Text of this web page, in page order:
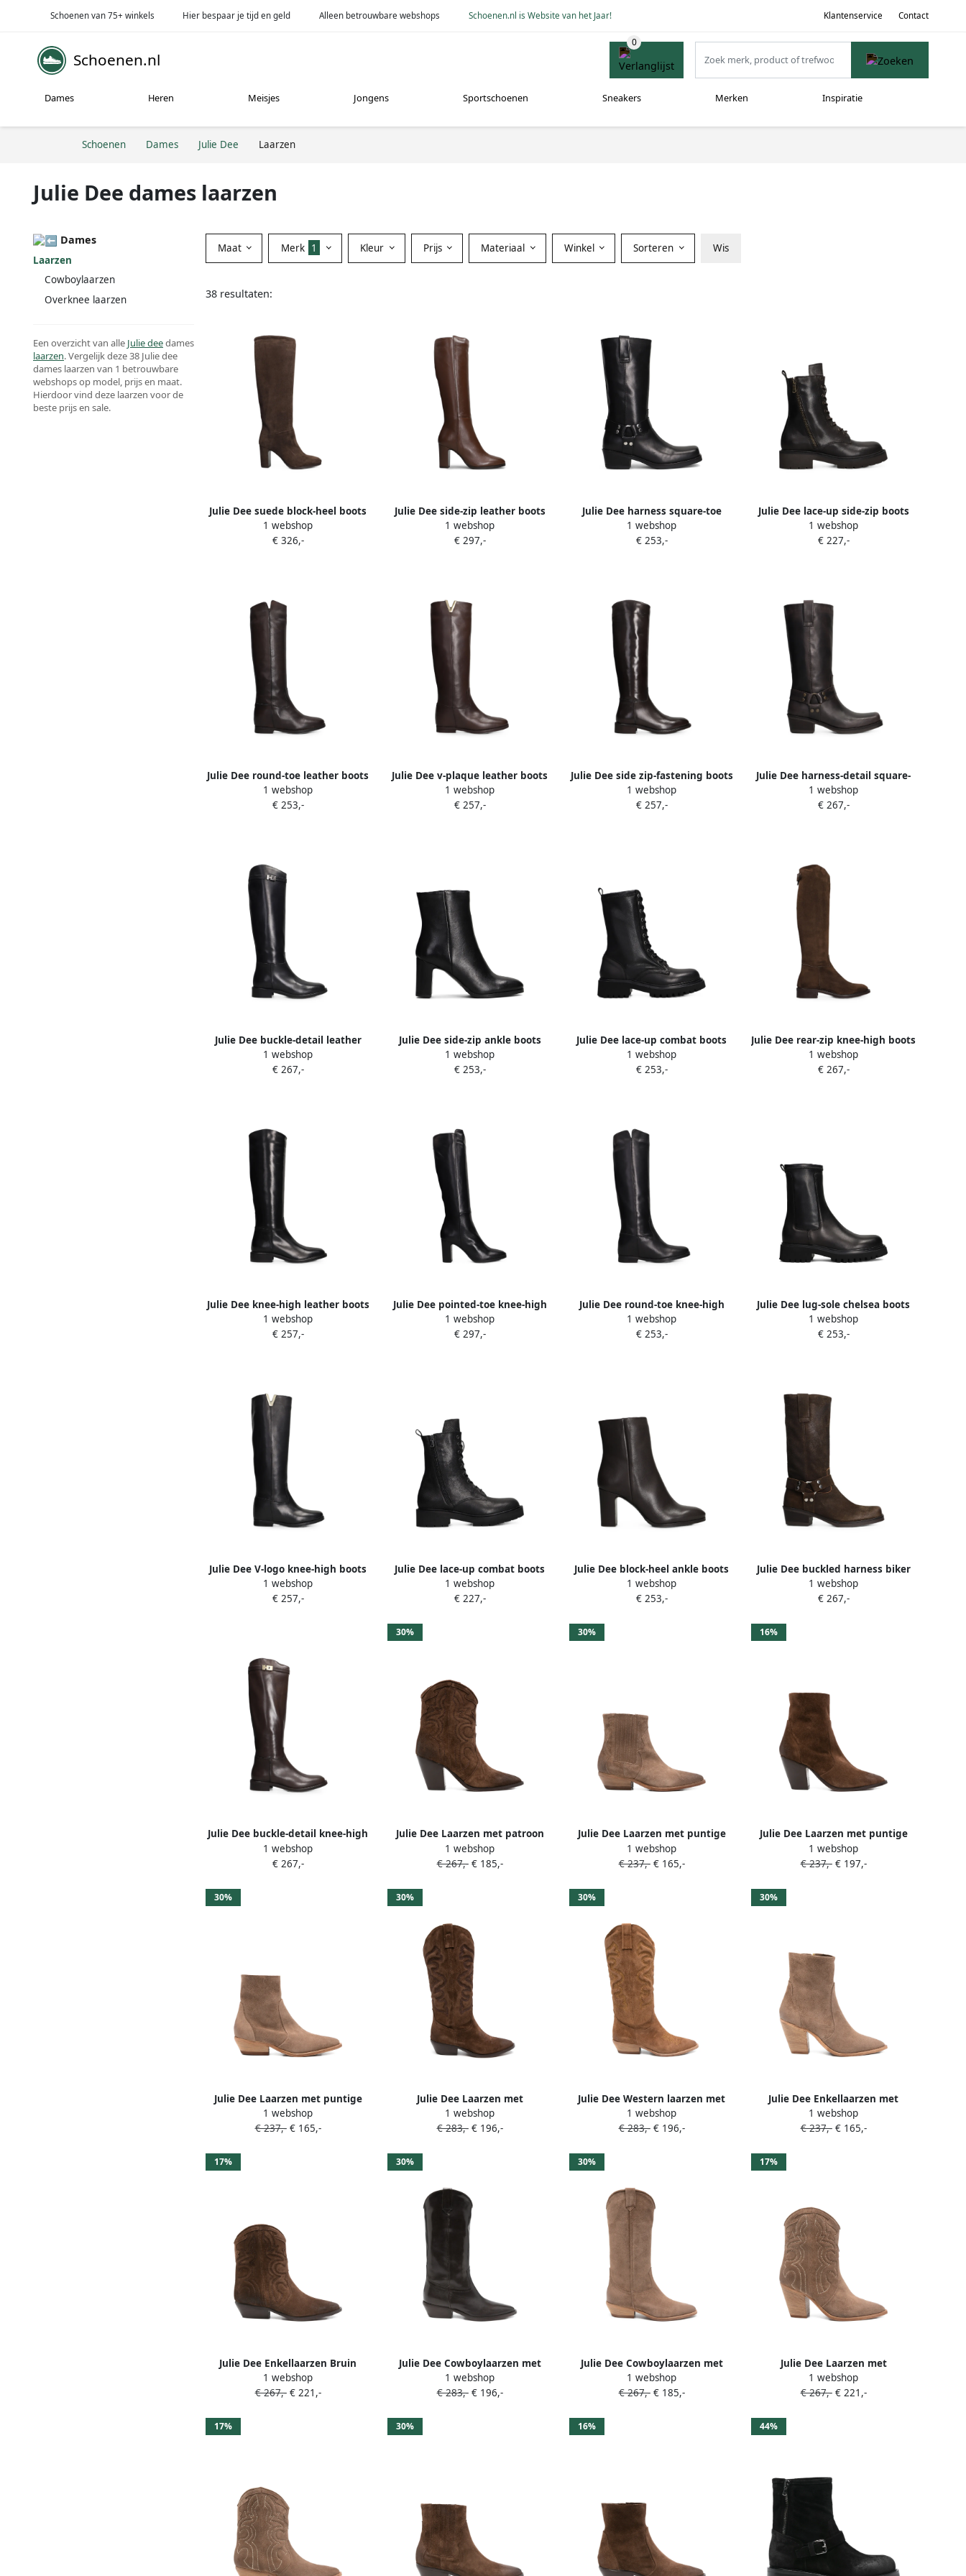
Schoenen van 75+ winkels Hier bespaar je tijd en geld Alleen betrouwbare webshops Schoenen.nl is Website van het Jaar! Klantenservice Contact
Schoenen.nl
Dames Heren Meisjes Jongens Sportschoenen Sneakers Merken Inspiratie
Schoenen Dames Julie Dee Laarzen
Julie Dee dames laarzen
Dames
Laarzen
Cowboylaarzen
Overknee laarzen
Een overzicht van alle Julie deedames
laarzen. Vergelijk deze 38 Julie dee
dames laarzen van 1 betrouwbare
webshops op model, prijs en maat.
Hierdoor vind deze laarzen voor de
beste prijs en sale.
Maat Merk 1 Kleur Prijs Materiaal Winkel Sorteren Wis
38 resultaten:
Julie Dee suede block-heel boots
Bruin
1 webshop
€ 326,-
Julie Dee side-zip leather boots
Bruin
1 webshop
€ 297,-
Julie Dee harness square-toe
biker boots Zwart
1 webshop
€ 253,-
Julie Dee lace-up side-zip boots
Bruin
1 webshop
€ 227,-
Julie Dee round-toe leather boots
Bruin
1 webshop
€ 253,-
Julie Dee v-plaque leather boots
Bruin
1 webshop
€ 257,-
Julie Dee side zip-fastening boots
Bruin
1 webshop
€ 257,-
Julie Dee harness-detail square-
toe biker boots Zwart
1 webshop
€ 267,-
Julie Dee buckle-detail leather
boots Zwart
1 webshop
€ 267,-
Julie Dee side-zip ankle boots
Zwart
1 webshop
€ 253,-
Julie Dee lace-up combat boots
Zwart
1 webshop
€ 253,-
Julie Dee rear-zip knee-high boots
Bruin
1 webshop
€ 267,-
Julie Dee knee-high leather boots
Zwart
1 webshop
€ 257,-
Julie Dee pointed-toe knee-high
boots Zwart
1 webshop
€ 297,-
Julie Dee round-toe knee-high
boots Zwart
1 webshop
€ 253,-
Julie Dee lug-sole chelsea boots
Zwart
1 webshop
€ 253,-
Julie Dee V-logo knee-high boots
Zwart
1 webshop
€ 257,-
Julie Dee lace-up combat boots
Zwart
1 webshop
€ 227,-
Julie Dee block-heel ankle boots
Bruin
1 webshop
€ 253,-
Julie Dee buckled harness biker
boots Bruin
1 webshop
€ 267,-
Julie Dee buckle-detail knee-high
boots Bruin
1 webshop
€ 267,-
30%
Julie Dee Laarzen met patroon
Bruin
1 webshop
€ 267,-€ 185,-
30%
Julie Dee Laarzen met puntige
neus Bruin
1 webshop
€ 237,-€ 165,-
16%
Julie Dee Laarzen met puntige
neus Bruin
1 webshop
€ 237,-€ 197,-
30%
Julie Dee Laarzen met puntige
neus Bruin
1 webshop
€ 237,-€ 165,-
30%
Julie Dee Laarzen met
borduurwerk Bruin
1 webshop
€ 283,-€ 196,-
30%
Julie Dee Western laarzen met
borduurwerk Bruin
1 webshop
€ 283,-€ 196,-
30%
Julie Dee Enkellaarzen met
puntige neus Bruin
1 webshop
€ 237,-€ 165,-
17%
Julie Dee Enkellaarzen Bruin
1 webshop
€ 267,-€ 221,-
30%
Julie Dee Cowboylaarzen met
puntige neus Bruin
1 webshop
€ 283,-€ 196,-
30%
Julie Dee Cowboylaarzen met
puntige neus Bruin
1 webshop
€ 267,-€ 185,-
17%
Julie Dee Laarzen met
borduurwerk en puntige neus
Bruin
1 webshop
€ 267,-€ 221,-
17% 30% 16% 44%